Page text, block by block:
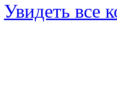
Увидеть все